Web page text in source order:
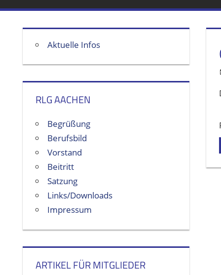
Aktuelle Infos
RLG AACHEN
Begrüßung
Berufsbild
Vorstand
Beitritt
Satzung
Links/Downloads
Impressum
ARTIKEL FÜR MITGLIEDER